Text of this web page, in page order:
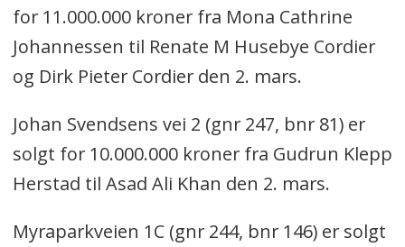
for 11.000.000 kroner fra Mona Cathrine
Johannessen til Renate M Husebye Cordier
og Dirk Pieter Cordier den 2. mars.
Johan Svendsens vei 2 (gnr 247, bnr 81) er
solgt for 10.000.000 kroner fra Gudrun Klepp
Herstad til Asad Ali Khan den 2. mars.
Myraparkveien 1C (gnr 244, bnr 146) er solgt